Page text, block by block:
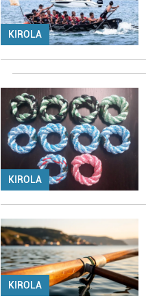
KIROLA
KIROLA
KIROLA